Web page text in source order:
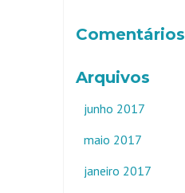
Comentários
Arquivos
junho 2017
maio 2017
janeiro 2017